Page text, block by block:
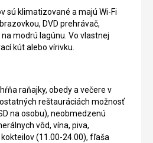
sú klimatizované a majú Wi-Fi
DVD prehrávač,
modrú lagúnu. Vo vlastnej
kút alebo vírivku.
raňajky, obedy a večere v
reštauráciách možnosť
na osobu), neobmedzenú
vôd, vína, piva,
(11.00-24.00), fľaša